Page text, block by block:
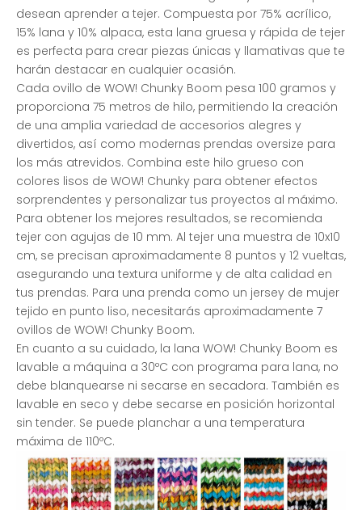
desean aprender a tejer. Compuesta por 75% acrílico,
15% lana y 10% alpaca, esta lana gruesa y rápida de tejer
es perfecta para crear piezas únicas y llamativas que te
harán destacar en cualquier ocasión.
Cada ovillo de WOW! Chunky Boom pesa 100 gramos y
proporciona 75 metros de hilo, permitiendo la creación
de una amplia variedad de accesorios alegres y
divertidos, así como modernas prendas oversize para
los más atrevidos. Combina este hilo grueso con
colores lisos de WOW! Chunky para obtener efectos
sorprendentes y personalizar tus proyectos al máximo.
Para obtener los mejores resultados, se recomienda
tejer con agujas de 10 mm. Al tejer una muestra de 10x10
cm, se precisan aproximadamente 8 puntos y 12 vueltas,
asegurando una textura uniforme y de alta calidad en
tus prendas. Para una prenda como un jersey de mujer
tejido en punto liso, necesitarás aproximadamente 7
ovillos de WOW! Chunky Boom.
En cuanto a su cuidado, la lana WOW! Chunky Boom es
lavable a máquina a 30ºC con programa para lana, no
debe blanquearse ni secarse en secadora. También es
lavable en seco y debe secarse en posición horizontal
sin tender. Se puede planchar a una temperatura
máxima de 110ºC.